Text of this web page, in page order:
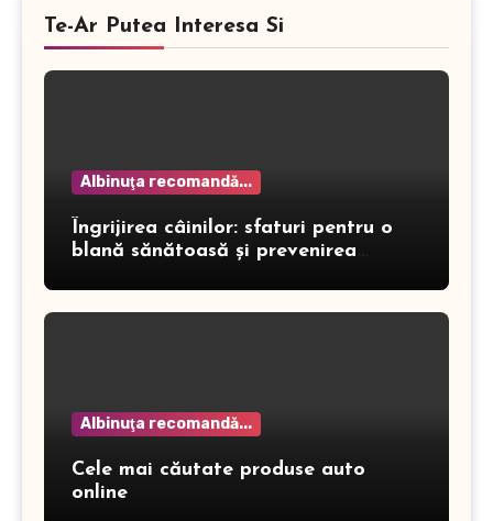
Te-Ar Putea Interesa Si
Albinuţa recomandă...
Îngrijirea câinilor: sfaturi pentru o
blană sănătoasă și prevenirea
Albinuţa recomandă...
Cele mai căutate produse auto
online